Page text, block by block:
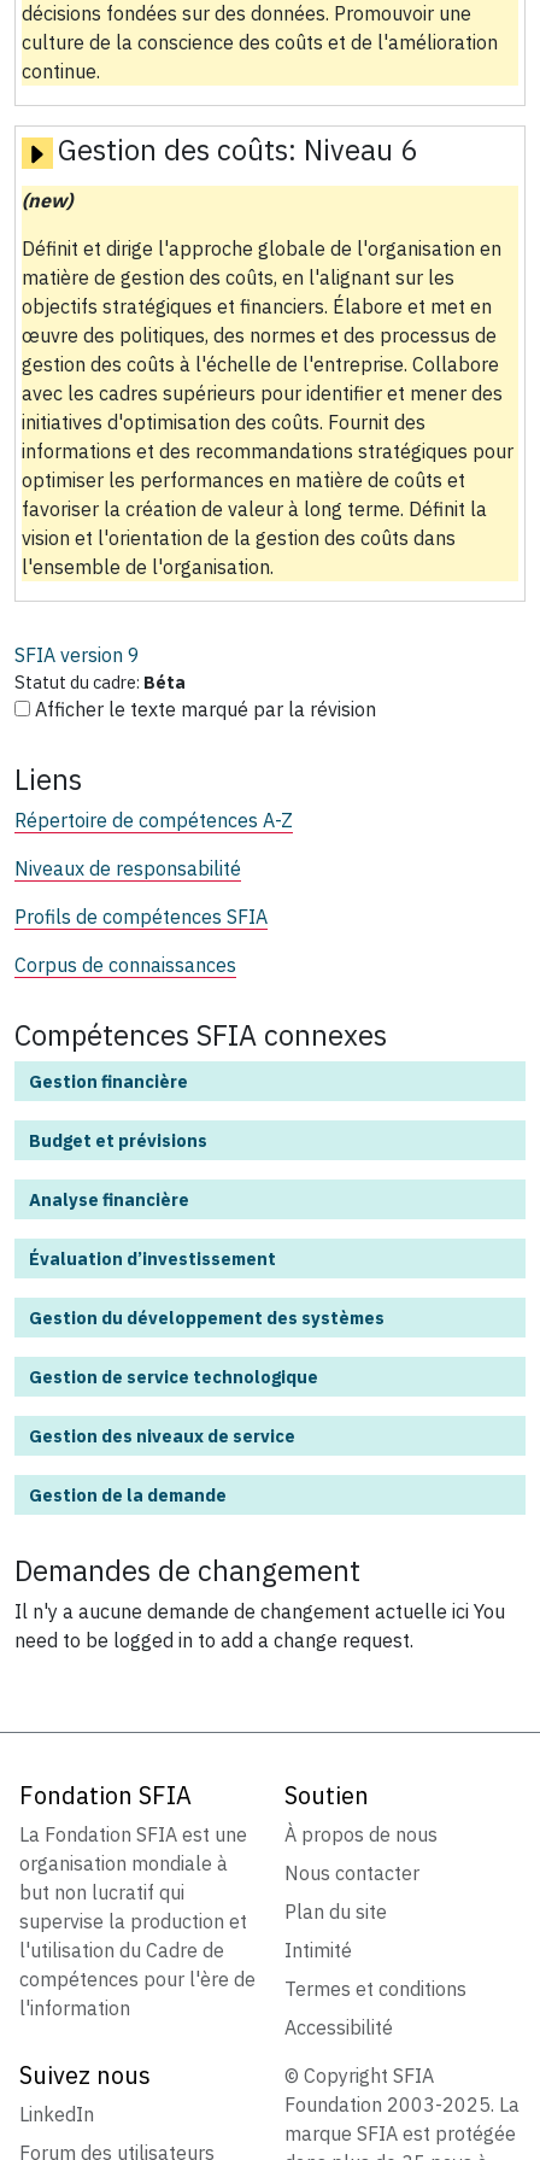
décisions fondées sur des données. Promouvoir une
culture de la conscience des coûts et de l'amélioration
continue.
Gestion des coûts: Niveau 6
(new)
Définit et dirige l'approche globale de l'organisation en
matière de gestion des coûts, en l'alignant sur les
objectifs stratégiques et financiers. Élabore et met en
œuvre des politiques, des normes et des processus de
gestion des coûts à l'échelle de l'entreprise. Collabore
avec les cadres supérieurs pour identifier et mener des
initiatives d'optimisation des coûts. Fournit des
informations et des recommandations stratégiques pour
optimiser les performances en matière de coûts et
favoriser la création de valeur à long terme. Définit la
vision et l'orientation de la gestion des coûts dans
l'ensemble de l'organisation.
SFIA version 9
Statut du cadre: Béta
Afficher le texte marqué par la révision
Liens
Répertoire de compétences A-Z
Niveaux de responsabilité
Profils de compétences SFIA
Corpus de connaissances
Compétences SFIA connexes
Gestion financière
Budget et prévisions
Analyse financière
Évaluation d’investissement
Gestion du développement des systèmes
Gestion de service technologique
Gestion des niveaux de service
Gestion de la demande
Demandes de changement
Il n'y a aucune demande de changement actuelle ici You
need to be logged in to add a change request.
Fondation SFIA
La Fondation SFIA est une
organisation mondiale à
but non lucratif qui
supervise la production et
l'utilisation du Cadre de
compétences pour l'ère de
l'information
Soutien
À propos de nous
Nous contacter
Plan du site
Intimité
Termes et conditions
Accessibilité
Suivez nous
LinkedIn
Forum des utilisateurs
© Copyright SFIA
Foundation 2003-2025. La
marque SFIA est protégée